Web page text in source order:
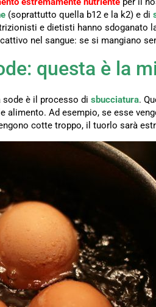
(soprattutto quella b12 e la k2) e di
e dietisti hanno sdoganato
nel sangue: se si mangiano
questa è la
sode è il processo di sbucciatura.
alimento. Ad esempio, se esse
cotte troppo, il tuorlo sarà